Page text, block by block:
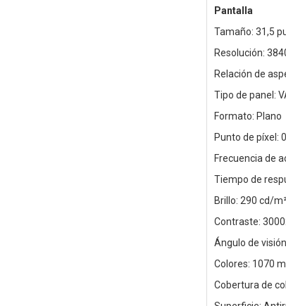
Pantalla
Tamaño: 31,5
Resolución:
Relación de
Tipo de panel:
Formato: Plano
Punto de píxel:
Frecuencia de
Tiempo de
Brillo: 290 cd/
Contraste:
Ángulo de
Colores: 1070
Cobertura de